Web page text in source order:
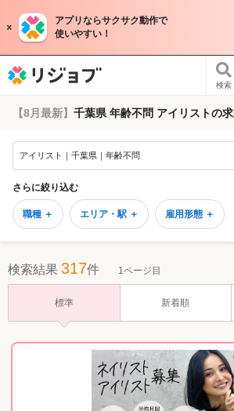
アプリならサクサク動作で
使いやすい！
検索
【8月最新】 千葉県 年齢不問 アイリストの
アイリスト｜千葉県｜年齢不問
さらに絞り込む
職種 ＋ エリア・駅 ＋ 雇用形態 ＋
検索結果 317件 1ページ目
標準 新着順